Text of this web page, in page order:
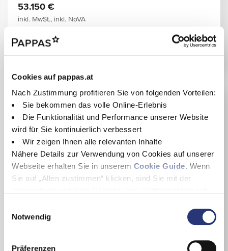
Cookies auf pappas.at
Nach Zustimmung profitieren Sie von folgenden Vorteilen:
Sie bekommen das volle Online-Erlebnis
Die Funktionalität und Performance unserer Website
wird für Sie kontinuierlich verbessert
Wir zeigen Ihnen alle relevanten Inhalte
Nähere Details zur Verwendung von Cookies auf unserer
Webseite erhalten Sie in unserem Cookie Guide. Wenn
Sie auf „Allen zustimmen“ klicken, sind Sie mit der
diese Webseite auch in Zukunft zu verbessern und
Wenn Sie nur einzelne Cookies erlauben wollen, können
Notwendig
Präferenzen
53.150 €
inkl. MwSt., inkl. NoVA
Details